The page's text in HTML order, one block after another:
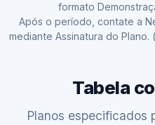
formato
Após o período, contate a
mediante Assinatura do
Tabela
Planos especificados